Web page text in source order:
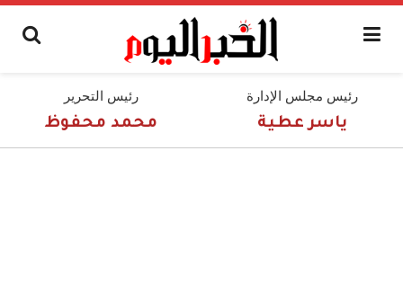
رئيس مجلس الإدارة
ياسر عطية
رئيس التحرير
محمد محفوظ